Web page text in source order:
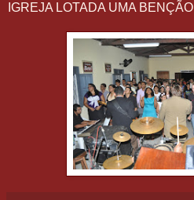
IGREJA LOTADA UMA BENÇÃO